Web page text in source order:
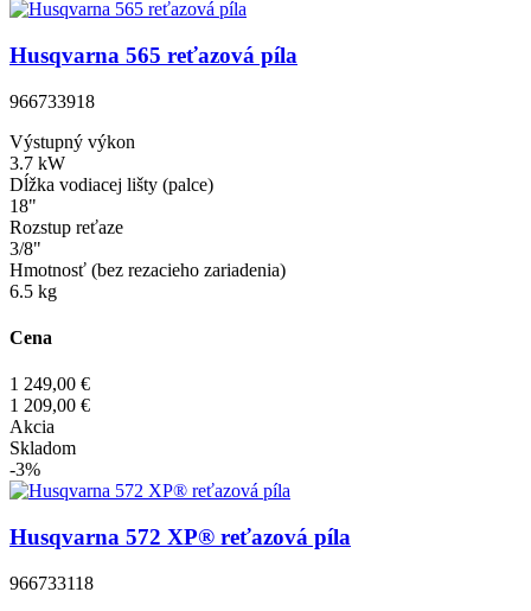
Husqvarna 565 reťazová píla
966733918
Výstupný výkon
3.7 kW
Dĺžka vodiacej lišty (palce)
18"
Rozstup reťaze
3/8"
Hmotnosť (bez rezacieho zariadenia)
6.5 kg
Cena
1 249,00 €
1 209,00 €
Akcia
Skladom
-3%
Husqvarna 572 XP® reťazová píla
966733118